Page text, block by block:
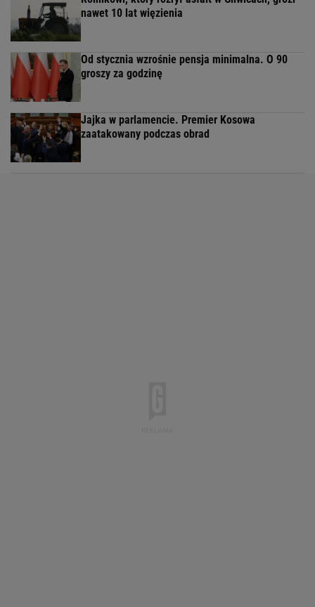
nawet 10 lat więzienia
Od stycznia wzrośnie pensja minimalna. O 90
groszy za godzinę
Jajka w parlamencie. Premier Kosowa
zaatakowany podczas obrad